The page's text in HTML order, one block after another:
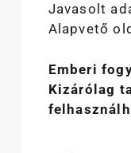
Javasolt
Alapvető
Emberi
Kizárólag